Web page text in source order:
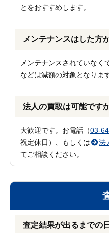
とをおすすめします。
メンテナンスはした方
メンテナンスされていなく
などは減額の対象となりま
法人の買取は可能です
大歓迎です。お電話（03-
祝定休日）、もしくは
法
てご相談ください。
査定結果が出るまでの